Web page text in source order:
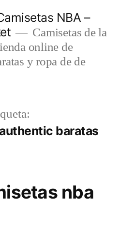
NBA –
Camisetas de la
online de
y ropa de de
baratas
nba